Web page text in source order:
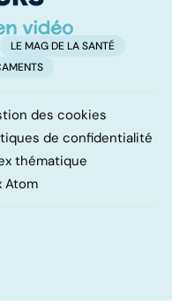
LE MAG DE LA SANTÉ
des cookies
de confidentialité
thématique
Atom